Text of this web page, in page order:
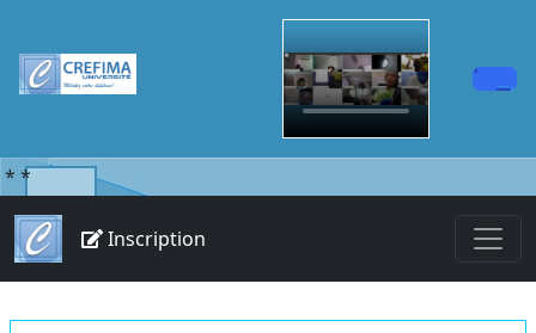
* *
Inscription